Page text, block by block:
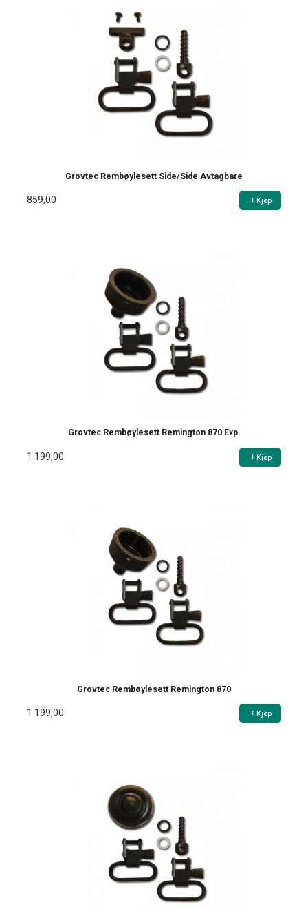
Grovtec Rembøylesett Side/Side Avtagbare
859,00 Kjøp
Grovtec Rembøylesett Remington 870 Exp.
1 199,00 Kjøp
Grovtec Rembøylesett Remington 870
1 199,00 Kjøp